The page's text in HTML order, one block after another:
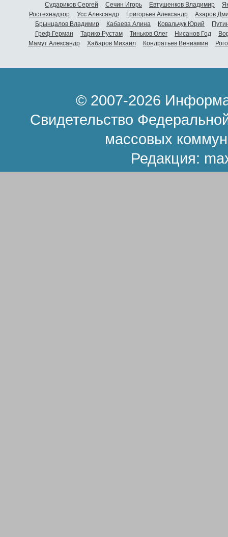
Судариков Сергей
Сечин Игорь Евтушенков Владимир
Ростехнадзор
Усс Александр Григорьев Александр
Азаров
Брынцалов Владимир
Кабаева Алина Ковальчук Юрий
Греф Герман
Тарико Рустам Тиньков Олег Нисанов Год
Мамут Александр
Хабаров Михаил Кондратьев Вениамин
© 2007-2026
Свидетельство
массовых
Редакция: